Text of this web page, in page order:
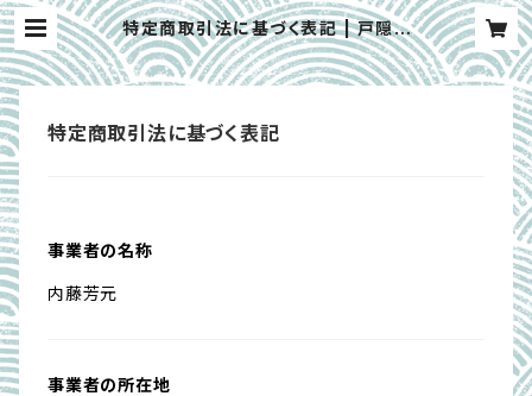
特定商取引法に基づく表記 | 戸隠そ
ばyoshiwara
特定商取引法に基づく表記
事業者の名称
内藤芳元
事業者の所在地